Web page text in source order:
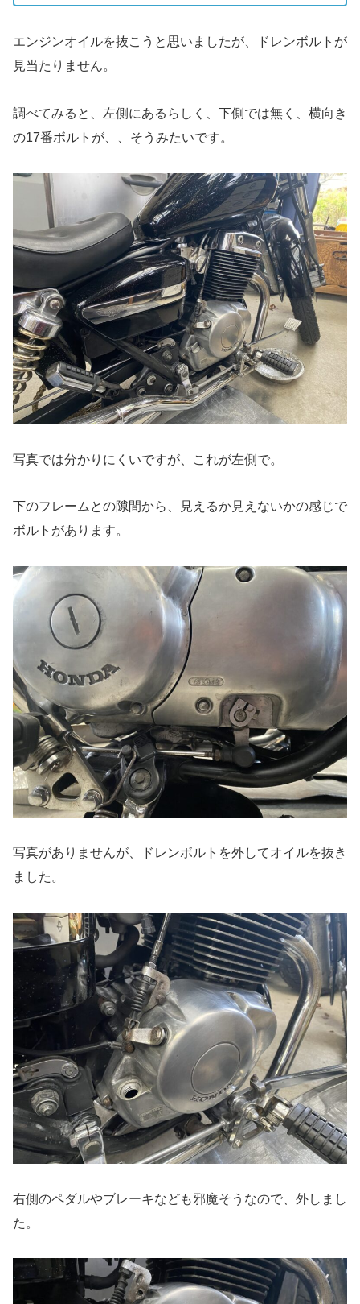
エンジンオイルを抜こうと思いましたが、ドレンボルトが
見当たりません。
調べてみると、左側にあるらしく、下側では無く、横向き
の17番ボルトが、、そうみたいです。
写真では分かりにくいですが、これが左側で。
下のフレームとの隙間から、見えるか見えないかの感じで
ボルトがあります。
写真がありませんが、ドレンボルトを外してオイルを抜き
ました。
右側のペダルやブレーキなども邪魔そうなので、外しまし
た。